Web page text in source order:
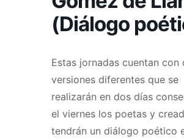
(Diálogo
Estas jornadas cuentan con
versiones diferentes que se
realizarán en dos días
el viernes los poetas y
tendrán un diálogo poético